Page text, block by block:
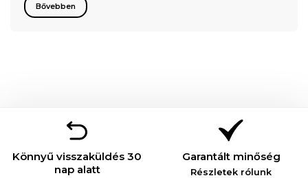
Bővebben
Könnyű visszaküldés 30
nap alatt
Garantált minőség
Részletek rólunk